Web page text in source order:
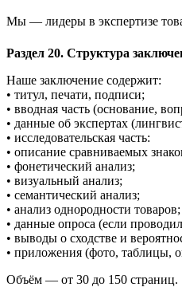
Мы — лидеры в экспертизе
Раздел 20. Структура
Наше заключение содержит:
• титул, печати, подписи;
• вводная часть (основание,
• данные об экспертах
• исследовательская часть:
• описание сравниваемых
• фонетический анализ;
• визуальный анализ;
• семантический анализ;
• анализ однородности товаров;
• данные опроса (если
• выводы о сходстве и
• приложения (фото, таблицы,
Объём — от 30 до 150 страниц.